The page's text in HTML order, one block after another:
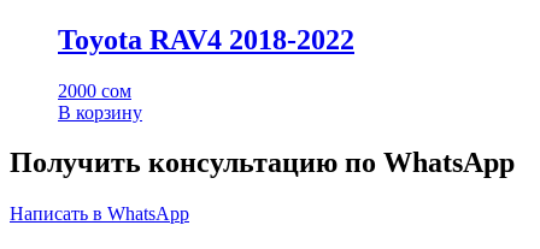
Toyota RAV4 2018-2022
2000 сом
В корзину
Получить консультацию по WhatsApp
Написать в WhatsApp